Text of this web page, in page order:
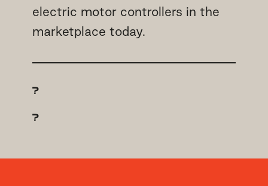
electric motor controllers in the
marketplace today.
?
?